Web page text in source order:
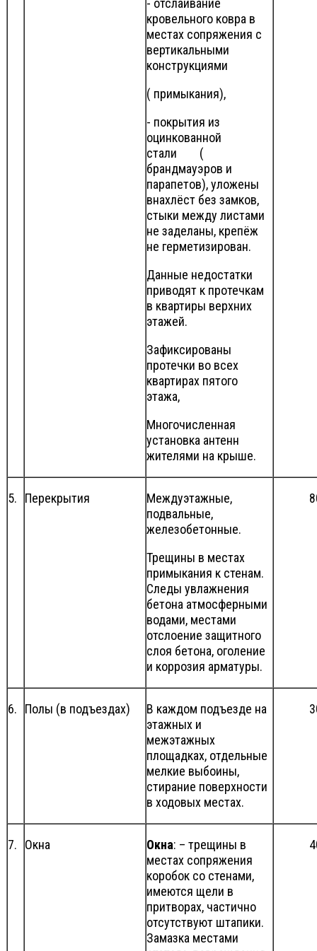
- отслаивание
кровельного ковра в
местах сопряжения с
вертикальными
конструкциями
( примыкания),
- покрытия из
оцинкованной
стали (
брандмауэров и
парапетов), уложены
внахлёст без замков,
стыки между листами
не заделаны, крепёж
не герметизирован.
Данные недостатки
приводят к протечкам
в квартиры верхних
этажей.
Зафиксированы
протечки во всех
квартирах пятого
этажа,
Многочисленная
установка антенн
жителями на крыше.
5. Перекрытия
Междуэтажные,
подвальные,
железобетонные.
Трещины в местах
примыкания к стенам.
Следы увлажнения
бетона атмосферными
водами, местами
отслоение защитного
слоя бетона, оголение
и коррозия арматуры.
6. Полы (в подъездах)
В каждом подъезде на
этажных и
межэтажных
площадках, отдельные
мелкие выбоины,
стирание поверхности
в ходовых местах.
7. Окна Окна: – трещины в
местах сопряжения
коробок со стенами,
имеются щели в
притворах, частично
отсутствуют штапики.
Замазка местами